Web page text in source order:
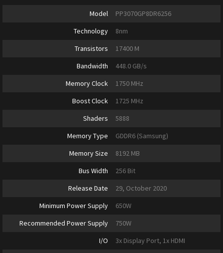
Model
PP3070GP8DR6256
Technology
8nm
Transistors
17400 M
Bandwidth
448.0 GB/s
Memory Clock
1750 MHz
Boost Clock
1725 MHz
Shaders
5888
Memory Type
GDDR6 (Samsung)
Memory Size
8192 MB
Bus Width
256 Bit
Release Date
29, October 2020
Minimum Power Supply
650W
Recommended Power Supply
750W
I/O
3x Display Port, 1x HDMI